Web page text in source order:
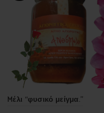
Mέλι “φυσικό μείγμα.”